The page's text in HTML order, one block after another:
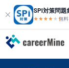
SPI対策問題
★★★★ ★★
無料